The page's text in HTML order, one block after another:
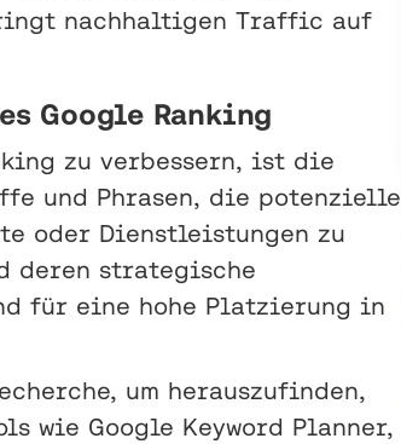
nachhaltigen Traffic auf
Google Ranking
zu verbessern, ist die
und Phrasen, die potenzielle
oder Dienstleistungen zu
deren strategische
für eine hohe Platzierung in
um herauszufinden,
wie Google Keyword Planner,